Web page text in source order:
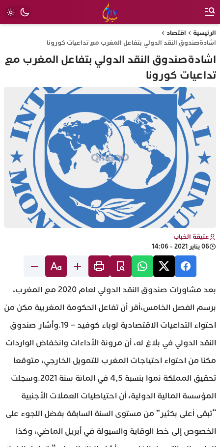
الرئيسية
اقتصاد
اشادةصندوق النقد الدولي بتفاعل المغرب مع تداعيات كورونا
اشادةصندوق النقد الدولي بتفاعل المغرب مع
تداعيات كورونا
عتيقة الخباب
06 يناير 2021 - 14:06
بعد مشاورات صندوق النقد الدولي لعام 2020 مع المغرب،
برسم الفصل الخامس،أقر أن تفاعل الحكومة المغربية مكن من
احتواء التداعيات الاقتصادية لوباء كوفيد – 19.وأشار صندوق
النقد الدولي في بلاغ له، أن مرونة الأداءات وانخفاض الواردات
مكنا من احتواء احتياجات المغرب للتمويل الخارجي، متوقعا
تحقيق المملكة نموا بنسبة 4,5 في المائة سنة 2021.وسجلت
المؤسسة المالية الدولية، أن احتياطيات العملات الأجنبية
“تبقى أعلى بكثير” من مستوى السنة السابقة بفضل اللجوء على
الخصوص إلى خط الوقاية والسيولة في أبريل الماضي، وكذا